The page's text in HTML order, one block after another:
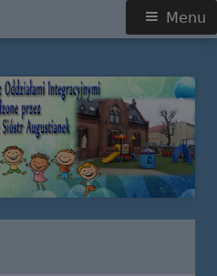
z Oddziałami
przez
Augustianek
Menu